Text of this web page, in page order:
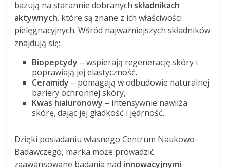
bazują na starannie dobranych składnikach
aktywnych, które są znane z ich właściwości
pielęgnacyjnych. Wśród najważniejszych składników
znajdują się:
Biopeptydy – wspierają regenerację skóry i
poprawiają jej elastyczność,
Ceramidy – pomagają w odbudowie naturalnej
bariery ochronnej skóry,
Kwas hialuronowy – intensywnie nawilża
skórę, dając jej gładkość i jędrność.
Dzięki posiadaniu własnego Centrum Naukowo-
Badawczego, marka może prowadzić
zaawansowane badania nad innowacyjnymi